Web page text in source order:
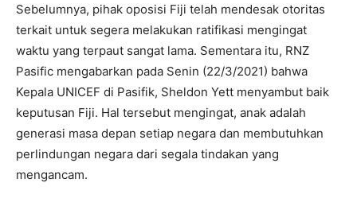
Sebelumnya, pihak oposisi Fiji telah mendesak otoritas
terkait untuk segera melakukan ratifikasi mengingat
waktu yang terpaut sangat lama. Sementara itu, RNZ
Pasific mengabarkan pada Senin (22/3/2021) bahwa
Kepala UNICEF di Pasifik, Sheldon Yett menyambut baik
keputusan Fiji. Hal tersebut mengingat, anak adalah
generasi masa depan setiap negara dan membutuhkan
perlindungan negara dari segala tindakan yang
mengancam.